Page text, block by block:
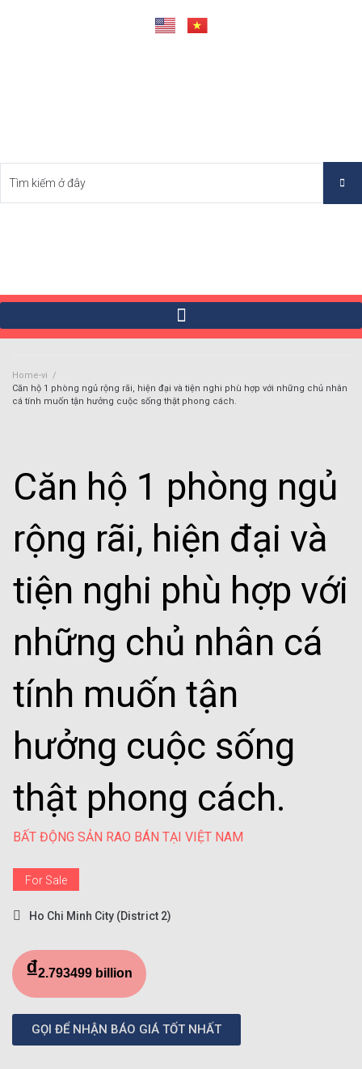
Home-vi /
Căn hộ 1 phòng ngủ rộng rãi, hiện đại và tiện nghi phù hợp với những chủ nhân
cá tính muốn tận hưởng cuộc sống thật phong cách.
Căn hộ 1 phòng ngủ
rộng rãi, hiện đại và
tiện nghi phù hợp với
những chủ nhân cá
tính muốn tận
hưởng cuộc sống
thật phong cách.
BẤT ĐỘNG SẢN RAO BÁN TẠI VIỆT NAM
For Sale
Ho Chi Minh City (District 2)
₫2.793499 billion
GỌI ĐỂ NHẬN BÁO GIÁ TỐT NHẤT